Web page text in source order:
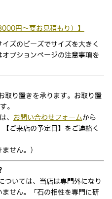
円〜要お見積もり）】
ズのビーズでサイズを大きく
プションページの注意事項を
取り置きを承ります。お取り置
。
、 お問い合わせフォーム から
ご来店の予定日】をご連絡く
せん。）
ついては、当店は専門外になり
せん。「石の相性を専門に研